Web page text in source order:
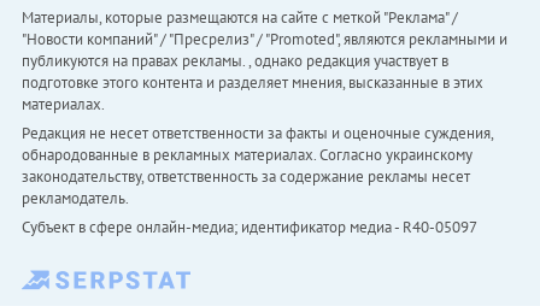
Материалы, которые размещаются на сайте с меткой "Реклама" /
"Новости компаний" / "Пресрелиз" / "Promoted", являются рекламными и
публикуются на правах рекламы. , однако редакция участвует в
подготовке этого контента и разделяет мнения, высказанные в этих
материалах.
Редакция не несет ответственности за факты и оценочные суждения,
обнародованные в рекламных материалах. Согласно украинскому
законодательству, ответственность за содержание рекламы несет
рекламодатель.
Субъект в сфере онлайн-медиа; идентификатор медиа - R40-05097